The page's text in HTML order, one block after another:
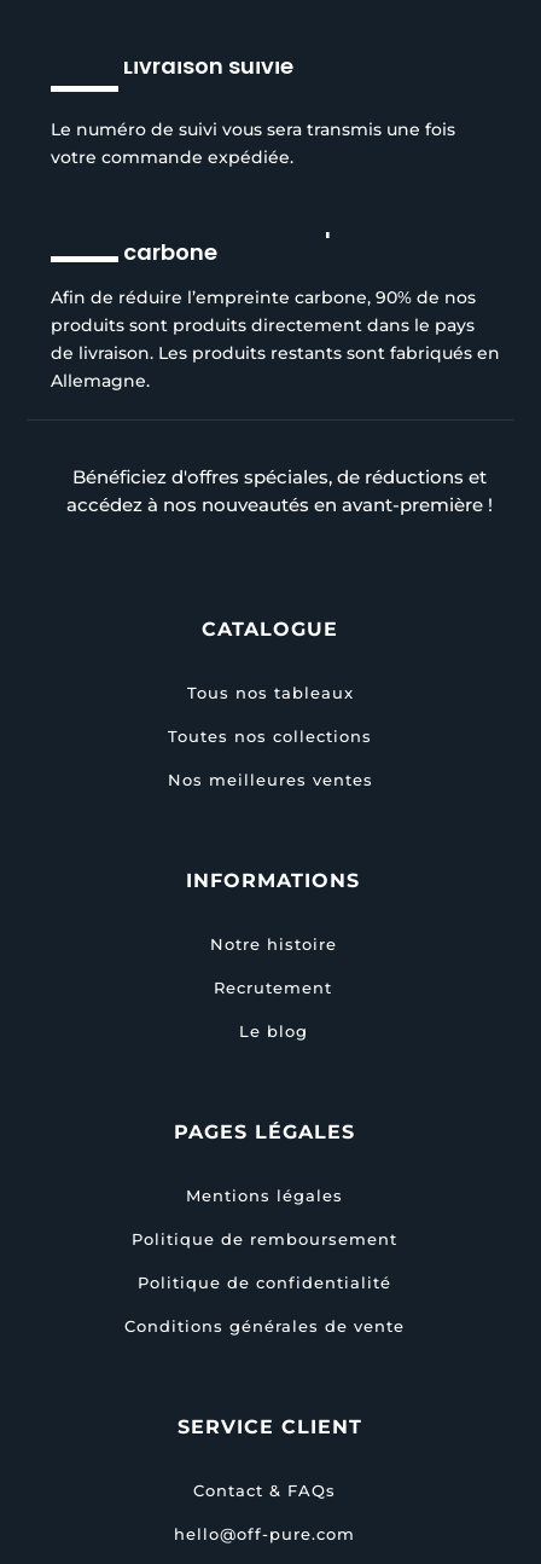
Livraison suivie
Le numéro de suivi vous sera transmis une fois
votre commande expédiée.
Réduction de l’empreinte
carbone
Afin de réduire l’empreinte carbone, 90% de nos
produits sont produits directement dans le pays
de livraison. Les produits restants sont fabriqués en
Allemagne.
Bénéficiez d'offres spéciales, de réductions et
accédez à nos nouveautés en avant-première !
CATALOGUE
Tous nos tableaux
Toutes nos collections
Nos meilleures ventes
INFORMATIONS
Notre histoire
Recrutement
Le blog
PAGES LÉGALES
Mentions légales
Politique de remboursement
Politique de confidentialité
Conditions générales de vente
SERVICE CLIENT
Contact & FAQs
hello@off-pure.com